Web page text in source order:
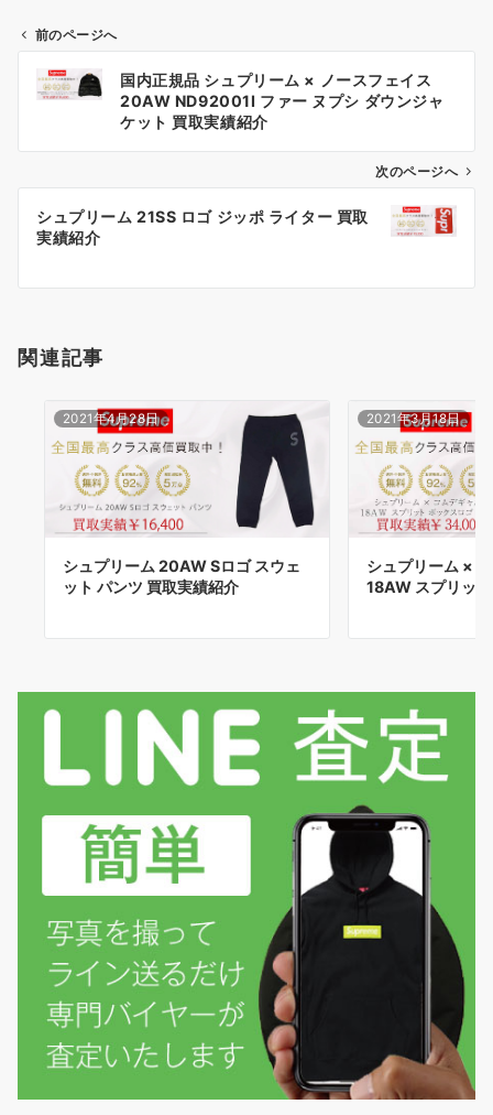
ビ
ン
前のページへ
国内正規品 シュプリーム × ノースフェイス
20AW ND92001I ファー ヌプシ ダウンジャ
ケット 買取実績紹介
次のページへ
シュプリーム 21SS ロゴ ジッポ ライター 買取
実績紹介
関連記事
2021年4月28日
シュプリーム 20AW Sロゴ スウェ
ット パンツ 買取実績紹介
2021年3月18日
シュプリーム ×
18AW スプリッ